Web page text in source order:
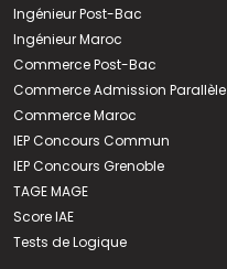
Ingénieur Post-Bac
Ingénieur Maroc
Commerce Post-Bac
Commerce Admission Parallèle
Commerce Maroc
IEP Concours Commun
IEP Concours Grenoble
TAGE MAGE
Score IAE
Tests de Logique